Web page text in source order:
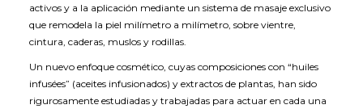
activos y a la aplicación mediante un sistema de masaje exclusivo
que remodela la piel milímetro a milímetro, sobre vientre,
cintura, caderas, muslos y rodillas.
Un nuevo enfoque cosmético, cuyas composiciones con “huiles
infusées” (aceites infusionados) y extractos de plantas, han sido
rigurosamente estudiadas y trabajadas para actuar en cada una